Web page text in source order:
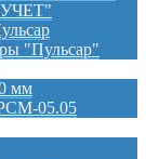
УЧЕТ"
"Пульсар"
мм
05.05